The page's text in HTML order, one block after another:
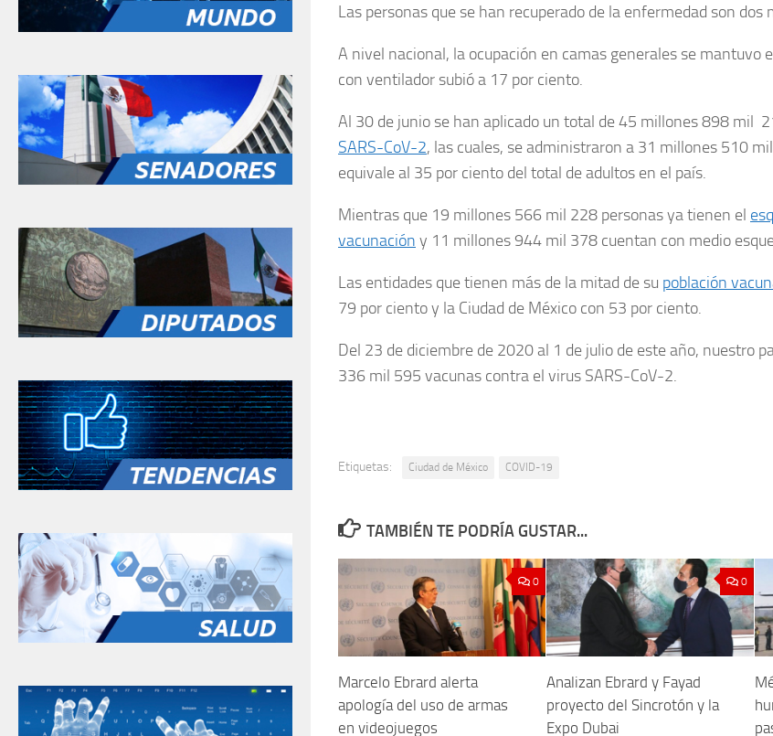
Las personas que se han recuperado de la enfermedad son
A nivel nacional, la ocupación en camas generales se mantuvo
con ventilador subió a 17 por ciento.
Al 30 de junio se han aplicado un total de 45 millones 898 mil
SARS-CoV-2, las cuales, se administraron a 31 millones 510
equivale al 35 por ciento del total de adultos en el país.
Mientras que 19 millones 566 mil 228 personas ya tienen el
vacunación y 11 millones 944 mil 378 cuentan con medio
Las entidades que tienen más de la mitad de su población
79 por ciento y la Ciudad de México con 53 por ciento.
Del 23 de diciembre de 2020 al 1 de julio de este año, nuestro
336 mil 595 vacunas contra el virus SARS-CoV-2.
Etiquetas: Ciudad de México COVID-19
TAMBIÉN TE PODRÍA GUSTAR...
0
Marcelo Ebrard alerta
apología del uso de armas
en videojuegos
0
Analizan Ebrard y Fayad
proyecto del Sincrotón y la
Expo Dubai